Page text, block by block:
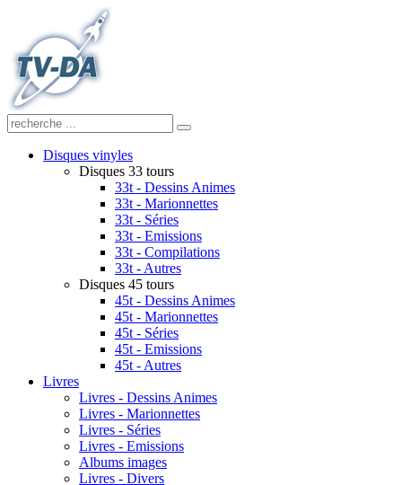
Disques vinyles
Disques 33 tours
33t - Dessins Animes
33t - Marionnettes
33t - Séries
33t - Emissions
33t - Compilations
33t - Autres
Disques 45 tours
45t - Dessins Animes
45t - Marionnettes
45t - Séries
45t - Emissions
45t - Autres
Livres
Livres - Dessins Animes
Livres - Marionnettes
Livres - Séries
Livres - Emissions
Albums images
Livres - Divers